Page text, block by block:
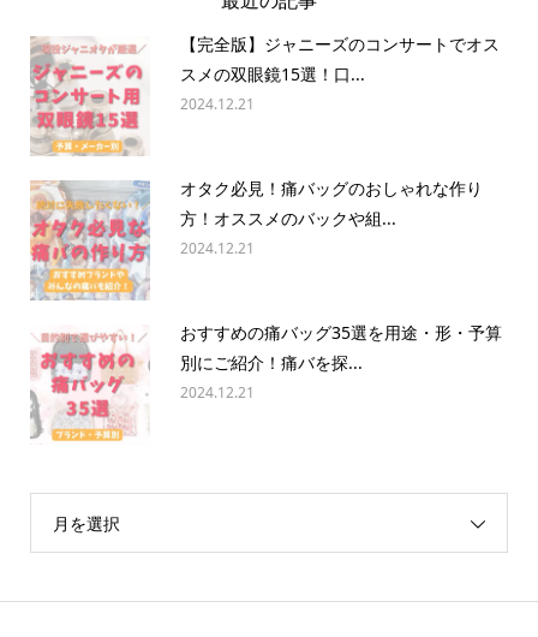
【完全版】ジャニーズのコンサートでオス
スメの双眼鏡15選！口...
2024.12.21
オタク必見！痛バッグのおしゃれな作り
方！オススメのバックや組...
2024.12.21
おすすめの痛バッグ35選を用途・形・予算
別にご紹介！痛バを探...
2024.12.21
月を選択